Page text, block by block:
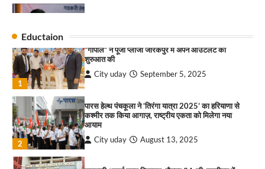
1
“वोकल फॉर लोकल” से “लोकल टू ग्लोबल” की ओर भारत
का बढ़ता कदम, 12 से 15 अगस्त तक भारत मंडपम में होगा
City uday August 6, 2026
सोलर एनर्जी वेंडर्स एसोसिएशन (सेवा) ने पंजाब में सौर
परियोजनाओं की बाधाओं को दूर करने के लिए पीएसपीसीएल
Eductaion
1
“गोपाल” ने पूजा प्लाजा जीरकपुर में अपने आउटलेट की
शुरुआत की
City uday September 5, 2025
2
पारस हेल्थ पंचकूला ने ‘तिरंगा यात्रा 2025’ का हरियाणा से
कश्मीर तक किया आगाज़, राष्ट्रीय एकता को मिलेगा नया
आयाम
City uday August 13, 2025